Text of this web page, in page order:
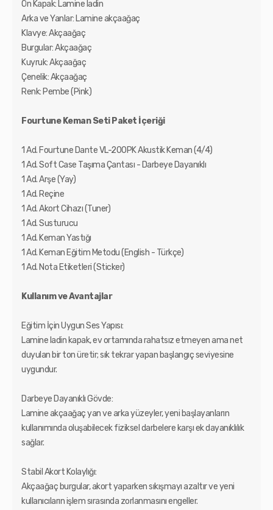
Ön Kapak: Lamine ladin
Arka ve Yanlar: Lamine akçaağaç
Klavye: Akçaağaç
Burgular: Akçaağaç
Kuyruk: Akçaağaç
Çenelik: Akçaağaç
Renk: Pembe (Pink)
Fourtune Keman Seti Paket İçeriği
1 Ad. Fourtune Dante VL-200PK Akustik Keman (4/4)
1 Ad. Soft Case Taşıma Çantası - Darbeye Dayanıklı
1 Ad. Arşe (Yay)
1 Ad. Reçine
1 Ad. Akort Cihazı (Tuner)
1 Ad. Susturucu
1 Ad. Keman Yastığı
1 Ad. Keman Eğitim Metodu (English - Türkçe)
1 Ad. Nota Etiketleri (Sticker)
Kullanım ve Avantajlar
Eğitim İçin Uygun Ses Yapısı:
Lamine ladin kapak, ev ortamında rahatsız etmeyen ama net
duyulan bir ton üretir; sık tekrar yapan başlangıç seviyesine
uygundur.
Darbeye Dayanıklı Gövde:
Lamine akçaağaç yan ve arka yüzeyler, yeni başlayanların
kullanımında oluşabilecek fiziksel darbelere karşı ek dayanıklılık
sağlar.
Stabil Akort Kolaylığı:
Akçaağaç burgular, akort yaparken sıkışmayı azaltır ve yeni
kullanıcıların işlem sırasında zorlanmasını engeller.